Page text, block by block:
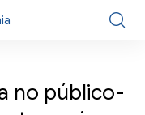
no público-